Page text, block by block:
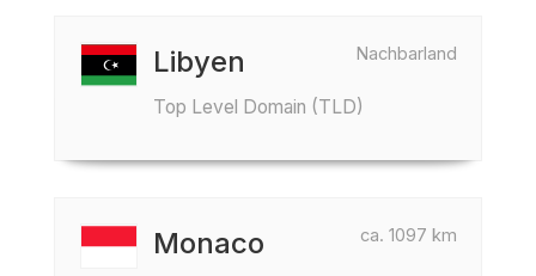
Nachbarland
Libyen
Top Level Domain (TLD)
ca. 1097 km
Monaco